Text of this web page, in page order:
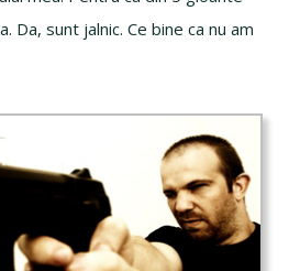
Da, sunt jalnic. Ce bine ca nu am